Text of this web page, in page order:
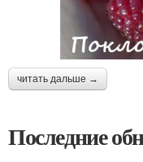
читать дальше →
Последние